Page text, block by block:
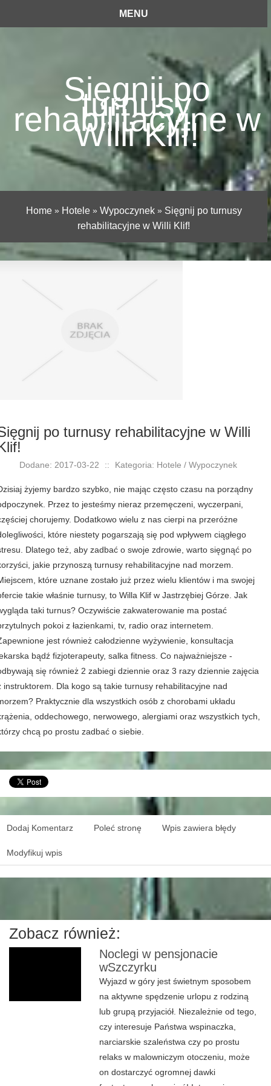
MENU
Sięgnij po
turnusy
rehabilitacyjne w
Willi Klif!
Home» Hotele» Wypoczynek» Sięgnij po turnusy
rehabilitacyjne w Willi Klif!
po turnusy rehabilitacyjne w Willi
Dodane: 2017-03-22 :: Kategoria: Hotele / Wypoczynek
żyjemy bardzo szybko, nie mając często czasu na porządny
Przez to jesteśmy nieraz przemęczeni, wyczerpani,
chorujemy. Dodatkowo wielu z nas cierpi na przeróżne
które niestety pogarszają się pod wpływem ciągłego
Dlatego też, aby zadbać o swoje zdrowie, warto sięgnąć po
jakie przynoszą turnusy rehabilitacyjne nad morzem.
które uznane zostało już przez wielu klientów i ma swojej
takie właśnie turnusy, to Willa Klif w Jastrzębiej Górze. Jak
taki turnus? Oczywiście zakwaterowanie ma postać
pokoi z łazienkami, tv, radio oraz internetem.
jest również całodzienne wyżywienie, konsultacja
bądź fizjoterapeuty, salka fitness. Co najważniejsze -
się również 2 zabiegi dziennie oraz 3 razy dziennie zajęcia
instruktorem. Dla kogo są takie turnusy rehabilitacyjne nad
Praktycznie dla wszystkich osób z chorobami układu
oddechowego, nerwowego, alergiami oraz wszystkich tych,
chcą po prostu zadbać o siebie.
Dodaj Komentarz Poleć stronę Wpis zawiera błędy
Modyfikuj wpis
Zobacz również:
Noclegi w pensjonacie
wSzczyrku
Wyjazd w góry jest świetnym sposobem
na aktywne spędzenie urlopu z rodziną
lub grupą przyjaciół. Niezależnie od tego,
czy interesuje Państwa wspinaczka,
narciarskie szaleństwa czy po prostu
relaks w malowniczym otoczeniu, może
on dostarczyć ogromnej dawki